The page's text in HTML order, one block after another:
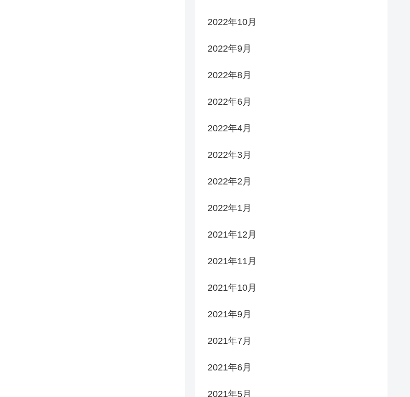
2022年10月
2022年9月
2022年8月
2022年6月
2022年4月
2022年3月
2022年2月
2022年1月
2021年12月
2021年11月
2021年10月
2021年9月
2021年7月
2021年6月
2021年5月